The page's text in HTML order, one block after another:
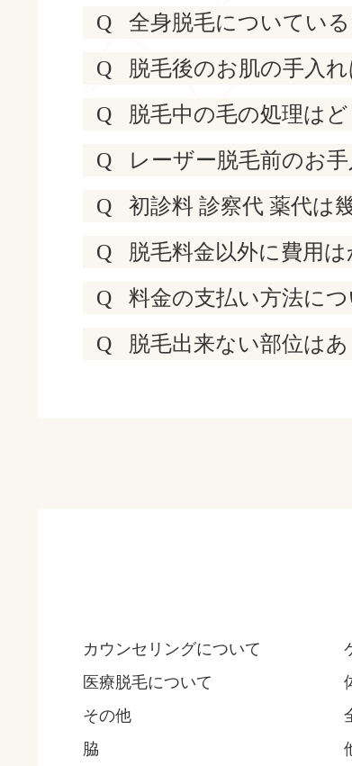
Q
全身脱毛についてい
Q
脱毛後のお肌の手入
Q
脱毛中の毛の処理は
Q
レーザー脱毛前のお
Q
初診料 診察代 薬代は
Q
脱毛料金以外に費用
Q
料金の支払い方法につ
Q
脱毛出来ない部位は
カウンセリングについて
医療脱毛について
その他
脇